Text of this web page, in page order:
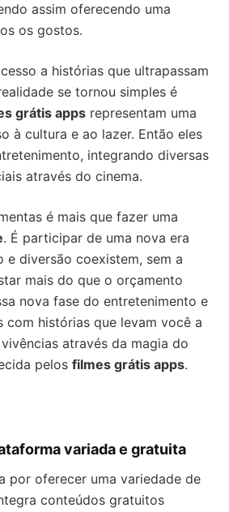
assim oferecendo uma
os gostos.
a histórias que ultrapassam
se tornou simples é
grátis apps representam uma
à cultura e ao lazer. Então eles
integrando diversas
através do cinema.
é mais que fazer uma
. É participar de uma nova era
e diversão coexistem, sem a
mais do que o orçamento
nova fase do entretenimento e
com histórias que levam você a
através da magia do
pelos filmes grátis apps.
variada e gratuita
por oferecer uma variedade de
conteúdos gratuitos